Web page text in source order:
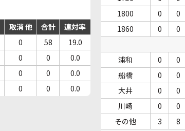
取消 他 合計
連対率
0 58
19.0
0 0
0.0
0 0
0.0
0 0 0.0
1800
0 0
1860
0 0
浦和
0 0
船橋
0 0
大井
0 0
川崎
0 0
その他
3 8